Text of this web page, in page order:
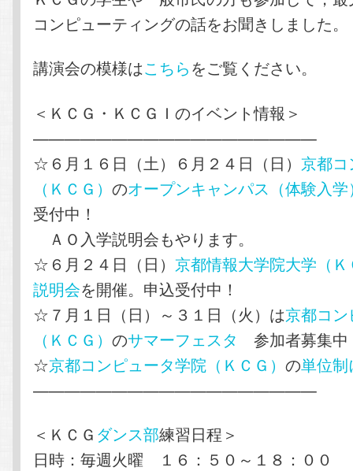
コンピューティングの話をお聞きしました。
講演会の模様はこちらをご覧ください。
＜ＫＣＧ・ＫＣＧＩのイベント情報＞
——————————————————
☆６月１６日（土）６月２４日（日） 京都
（ＫＣＧ）のオープンキャンパス（体験入学
受付中！
ＡＯ入学説明会もやります。
☆６月２４日（日） 京都情報大学院大学（
説明会を開催。申込受付中！
☆７月１日（日）～３１日（火）は京都コ
（ＫＣＧ）のサマーフェスタ
参加者募集中
☆京都コンピュータ学院（ＫＣＧ）の単位
——————————————————
＜ＫＣＧ ダンス部練習日程＞
日時：毎週火曜 １６：５０～１８：００